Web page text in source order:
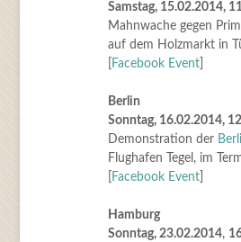
Samstag, 15.02.2014,
Mahnwache gegen
auf dem Holzmarkt in
Facebook Event]
Berlin
Sonntag, 16.02.2014,
Demonstration der
Flughafen Tegel, im
Facebook Event]
Hamburg
Sonntag, 23.02.2014,